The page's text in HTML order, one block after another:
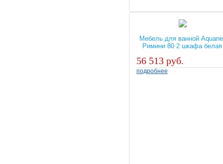
Мебель для ванной
Римини 80 2 шкафа белая
56 513 руб.
подробнее